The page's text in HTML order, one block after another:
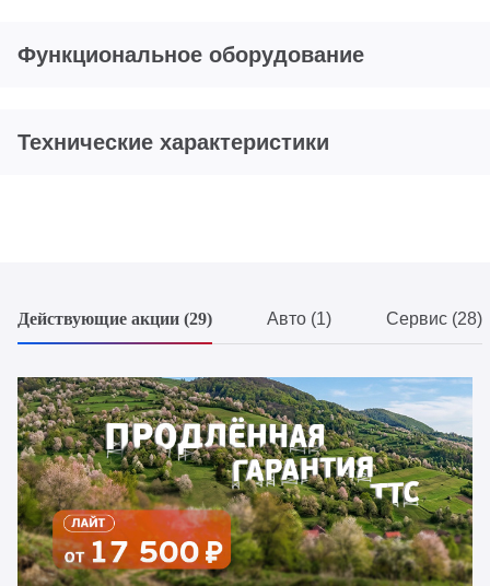
Функциональное оборудование
Технические характеристики
Действующие акции (29) Авто (1) Сервис (28)